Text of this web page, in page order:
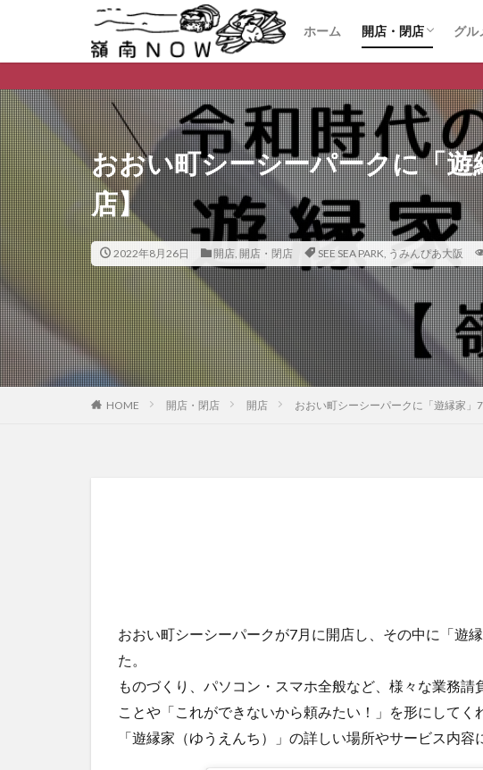
ホーム 開店・閉店 グル
嶺南ナウ リ
おおい町シーシーパークに「遊
店】
2022年8月26日 開店, 開店・閉店 SEE SEA PARK, うみんぴあ大阪
HOME 開店・閉店 開店 おおい町シーシーパークに「遊縁家」
おおい町シーシーパークが7月に開店し、その中に「遊
た。
ものづくり、パソコン・スマホ全般など、様々な業務
ことや「これができないから頼みたい！」を形にしてく
「遊縁家（ゆうえんち）」の詳しい場所やサービス内容